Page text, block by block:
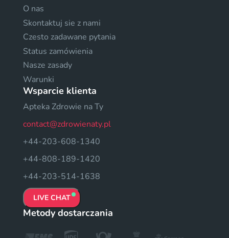
O nas
Skontaktuj sie z nami
Czesto zadawane pytania
Status zamówienia
Nasze zasady
Warunki
Wsparcie klienta
Apteka Zdrowie na Ty
contact@zdrowienaty.pl
+44-203-608-1340
+44-808-189-1420
+44-203-514-1638
LIVE CHAT
Metody dostarczania